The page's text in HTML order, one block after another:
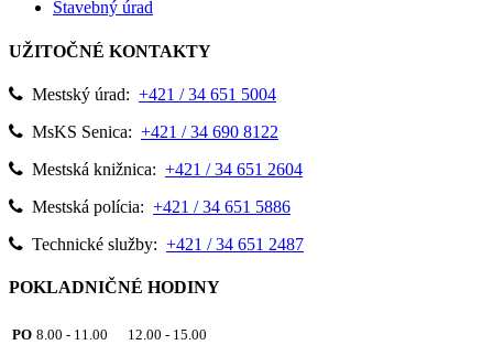
Stavebný úrad
UŽITOČNÉ KONTAKTY
Mestský úrad: +421 / 34 651 5004
MsKS Senica: +421 / 34 690 8122
Mestská knižnica: +421 / 34 651 2604
Mestská polícia: +421 / 34 651 5886
Technické služby: +421 / 34 651 2487
POKLADNIČNÉ HODINY
PO 8.00 - 11.00 12.00 - 15.00